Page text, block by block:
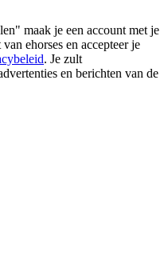
maak je een account met je
ehorses en accepteer je
. Je zult
en berichten van de